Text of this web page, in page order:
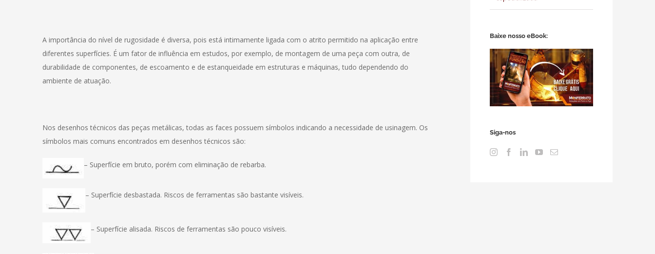
A importância do nível de rugosidade é diversa, pois está intimamente ligada com o atrito permitido na aplicação entre
diferentes superfícies. É um fator de influência em estudos, por exemplo, de montagem de uma peça com outra, de
durabilidade de componentes, de escoamento e de estanqueidade em estruturas e máquinas, tudo dependendo do
ambiente de atuação.
Nos desenhos técnicos das peças metálicas, todas as faces possuem símbolos indicando a necessidade de usinagem. Os
símbolos mais comuns encontrados em desenhos técnicos são:
– Superfície em bruto, porém com eliminação de rebarba.
– Superfície desbastada. Riscos de ferramentas são bastante visíveis.
– Superfície alisada. Riscos de ferramentas são pouco visíveis.
Baixe nosso eBook:
Siga-nos